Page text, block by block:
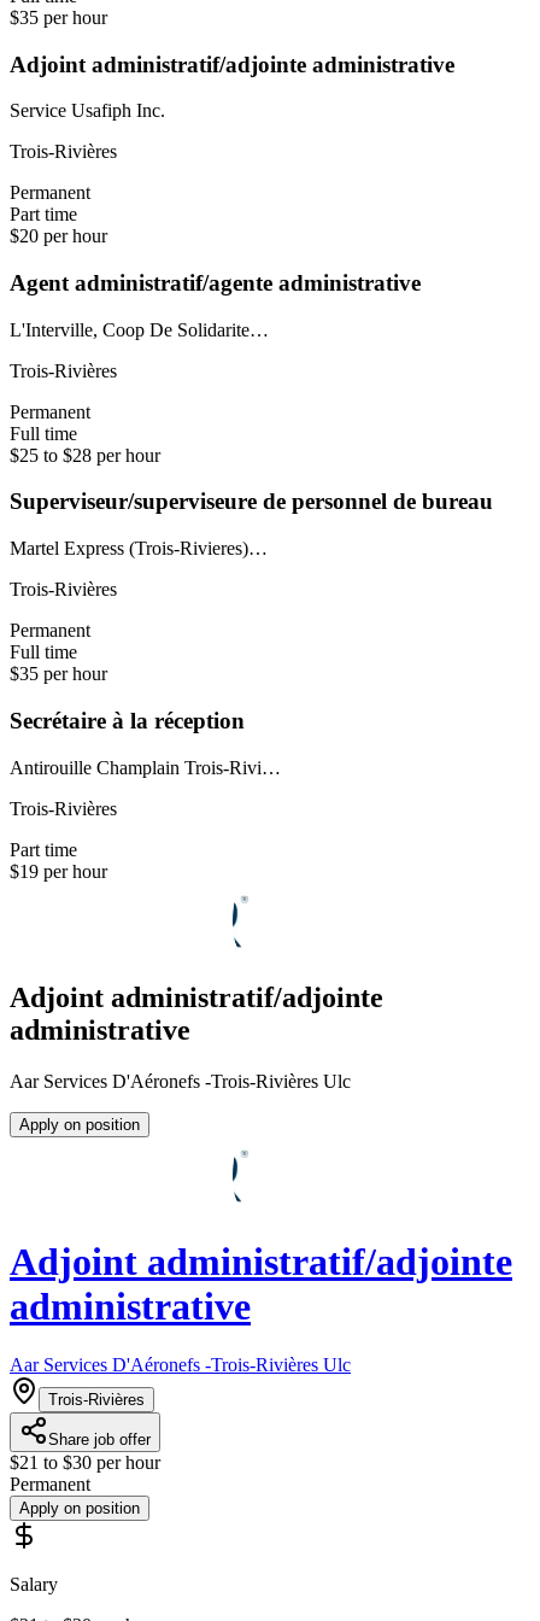
$35 per hour
Adjoint administratif/adjointe administrative
Service Usafiph Inc.
Trois-Rivières
Permanent
Part time
$20 per hour
Agent administratif/agente administrative
L'Interville, Coop De Solidarite…
Trois-Rivières
Permanent
Full time
$25 to $28 per hour
Superviseur/superviseure de personnel de bureau
Martel Express (Trois-Rivieres)…
Trois-Rivières
Permanent
Full time
$35 per hour
Secrétaire à la réception
Antirouille Champlain Trois-Rivi…
Trois-Rivières
Part time
$19 per hour
Adjoint administratif/adjointe
administrative
Aar Services D'Aéronefs -Trois-Rivières Ulc
Apply on position
Adjoint administratif/adjointe
administrative
Aar Services D'Aéronefs -Trois-Rivières Ulc
Trois-Rivières
Share job offer
$21 to $30 per hour
Permanent
Apply on position
Salary